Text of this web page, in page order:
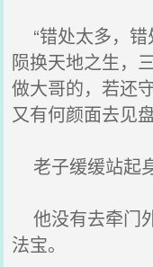
“错处太多，
陨换天地之生，
做大哥的，若还
又有何颜面去见
老子缓缓站起身
他没有去牵门
法宝。